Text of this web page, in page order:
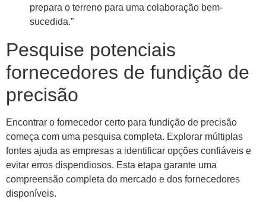
prepara o terreno para uma colaboração bem-
sucedida.”
Pesquise potenciais
fornecedores de fundição de
precisão
Encontrar o fornecedor certo para fundição de precisão
começa com uma pesquisa completa. Explorar múltiplas
fontes ajuda as empresas a identificar opções confiáveis ​​e
evitar erros dispendiosos. Esta etapa garante uma
compreensão completa do mercado e dos fornecedores
disponíveis.